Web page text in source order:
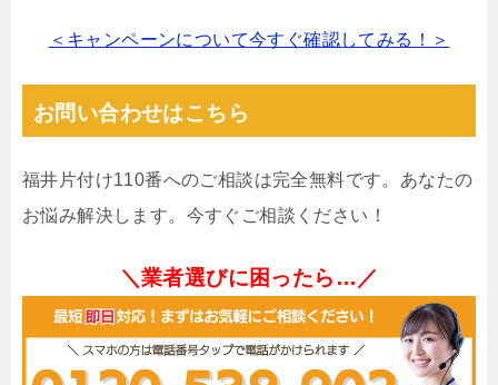
＜キャンペーンについて今すぐ確認してみる！＞
お問い合わせはこちら
福井片付け110番へのご相談は完全無料です。あなたの
お悩み解決します。今すぐご相談ください！
＼業者選びに困ったら…／